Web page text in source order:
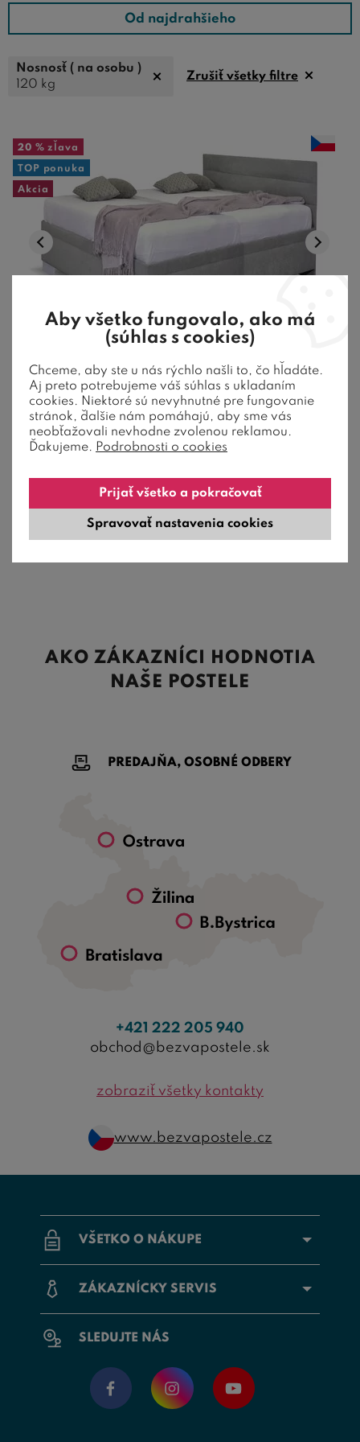
Od najdrahšieho
Nosnosť ( na osobu )
120 kg
Zrušiť všetky filtre
20 % zľava
TOP ponuka
Akcia
Čalúnená posteľ Niobe s bočným čelom a
úložným priestorom, 160x200cm
Voľba výšky čela. Nosnosť 120 ...
930,00€
AKO ZÁKAZNÍCI HODNOTIA
NAŠE POSTELE
VŠETKO O NÁKUPE
ZÁKAZNÍCKY SERVIS
SLEDUJTE NÁS
PREDAJŇA, OSOBNÉ ODBERY
+421 222 205 940
obchod@bezvapostele.sk
zobraziť všetky kontakty
www.bezvapostele.cz
Aby všetko fungovalo, ako má
(súhlas s cookies)
Chceme, aby ste u nás rýchlo našli to, čo hľadáte.
Aj preto potrebujeme váš súhlas s ukladaním
cookies. Niektoré sú nevyhnutné pre fungovanie
stránok, ďalšie nám pomáhajú, aby sme vás
neobťažovali nevhodne zvolenou reklamou.
Ďakujeme. Podrobnosti o cookies
Spravovať nastavenia cookies
Prijať všetko a pokračovať